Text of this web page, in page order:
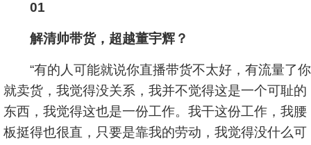
01
解清帅带货，超越董宇辉？
“有的人可能就说你直播带货不太好，有流量了你
就卖货，我觉得没关系，我并不觉得这是一个可耻的
东西，我觉得这也是一份工作。我干这份工作，我腰
板挺得也很直，只要是靠我的劳动，我觉得没什么可